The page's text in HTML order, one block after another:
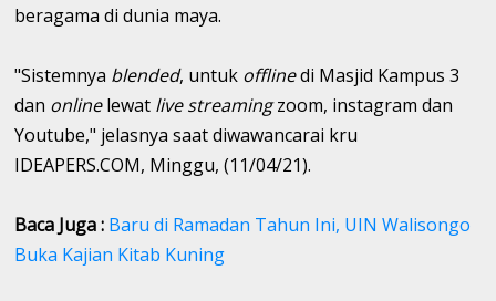
beragama di dunia maya.
"Sistemnya blended, untuk offlinedi Masjid Kampus 3
dan onlinelewat live streamingzoom, instagram dan
Youtube," jelasnya saat diwawancarai kru
IDEAPERS.COM, Minggu, (11/04/21).
Baca Juga : Baru di Ramadan Tahun Ini, UIN Walisongo
Buka Kajian Kitab Kuning